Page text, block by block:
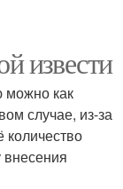
извести
можно как
случае, из-за
количество